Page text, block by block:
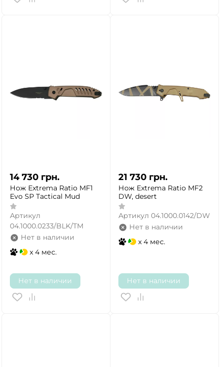
14 730 грн.
Нож Extrema Ratio MF1
Evo SP Tactical Mud
Артикул
04.1000.0233/BLK/TM
Нет в наличии
x 4 мес.
Нет в наличии
21 730 грн.
Нож Extrema Ratio MF2
DW, desert
Артикул 04.1000.0142/DW
Нет в наличии
x 4 мес.
Нет в наличии